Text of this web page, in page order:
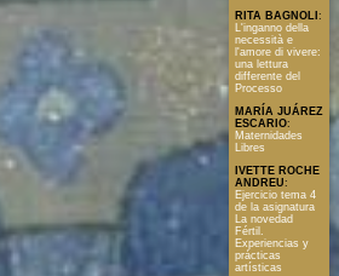
RITA BAGNOLI :
L'inganno della
necessità e
l'amore di vivere:
una lettura
differente del
Processo
MARÍA JUÁREZ
ESCARIO:
Maternidades
Libres
IVETTE ROCHE
ANDREU:
Ejercicio tema 4
de la asignatura
La novedad
Fértil.
Experiencias y
prácticas
artísticas